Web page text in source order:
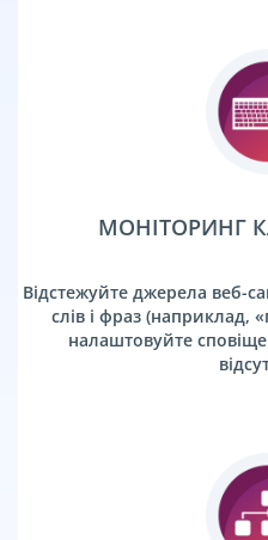
МОНІТОРИНГ
Відстежуйте джерела веб-
слів і фраз (наприклад,
налаштовуйте